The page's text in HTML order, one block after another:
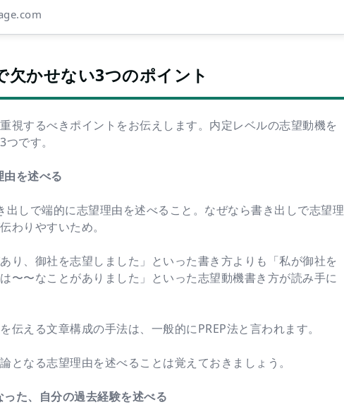
欠かせない3つのポイント
視するべきポイントをお伝えします。内定レベルの志望動機を
です。
を述べる
しで端的に志望理由を述べること。なぜなら書き出しで志望理
わりやすいため。
り、御社を志望しました」といった書き方よりも「私が御社を
〜〜なことがありました」といった志望動機書き方が読み手に
える文章構成の手法は、一般的にPREP法と言われます。
となる志望理由を述べることは覚えておきましょう。
た、自分の過去経験を述べる